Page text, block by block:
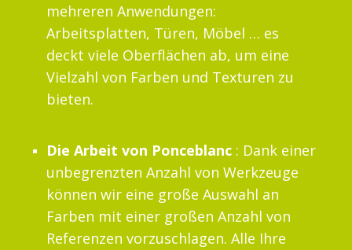
mehreren Anwendungen:
Arbeitsplatten, Türen, Möbel … es
deckt viele Oberflächen ab, um eine
Vielzahl von Farben und Texturen zu
bieten.
Die Arbeit von Ponceblanc: Dank einer
unbegrenzten Anzahl von Werkzeuge
können wir eine große Auswahl an
Farben mit einer großen Anzahl von
Referenzen vorzuschlagen. Alle Ihre